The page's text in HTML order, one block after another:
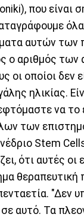
που είναι
αυτών των
ο αριθμός των
οι οποίοι δεν
ηλικίας.
να το
των
Stem
ότι αυτές
θεραπευτική
"Δεν
αυτό. Τα